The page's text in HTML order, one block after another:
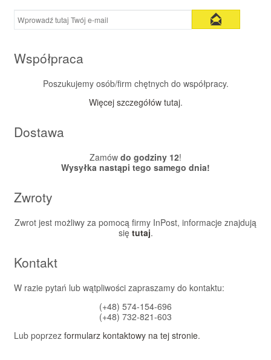
Współpraca
Poszukujemy osób/firm chętnych do współpracy.
Więcej szczegółów tutaj.
Dostawa
Zamów do godziny 12!
Wysyłka nastąpi tego samego dnia!
Zwroty
Zwrot jest możliwy za pomocą firmy InPost, informacje znajdują
się tutaj.
Kontakt
W razie pytań lub wątpliwości zapraszamy do kontaktu:
(+48) 574-154-696
(+48) 732-821-603
Lub poprzez formularz kontaktowy na tej stronie.